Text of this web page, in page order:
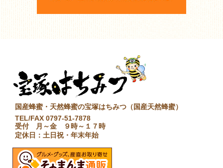
国産蜂蜜・天然蜂蜜の宝塚はちみつ（国産天然蜂蜜）
TEL/FAX 0797-51-7878
受付 月～金 ９時～１７時
定休日：土日祝・年末年始